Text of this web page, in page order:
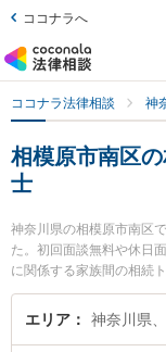
ココナラへ
ココナラ法律相談 神
相模原市南区
士
神奈川県の相模原市南区
た。初回面談無料や休日
に関係する家族間の相続
の絞り込み検索もでき便
德永・國方法律事務所の
エリア 神奈川県